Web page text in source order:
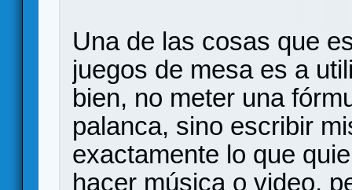
Una de las cosas que
juegos de mesa es a
bien, no meter una
palanca, sino escribir
exactamente lo que
hacer música o video,